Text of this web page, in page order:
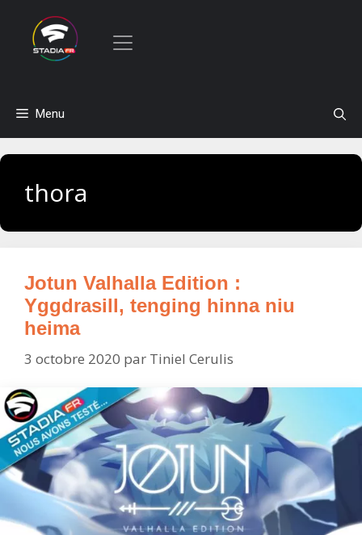
contenu
Menu
thora
Jotun Valhalla Edition :
Yggdrasill, tenging hinna niu
heima
3 octobre 2020 par Tiniel Cerulis